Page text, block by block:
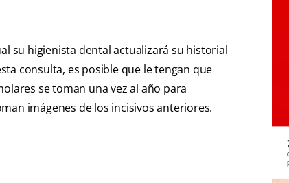
su higienista dental actualizará su historial
consulta, es posible que le tengan que
se toman una vez al año para
imágenes de los incisivos anteriores.